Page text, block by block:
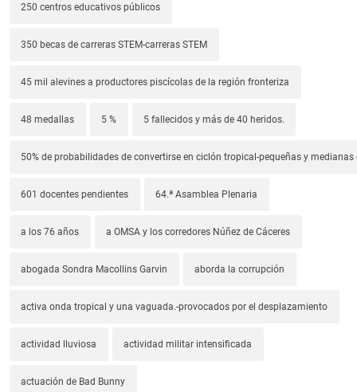
250 centros educativos públicos
350 becas de carreras STEM-carreras STEM
45 mil alevines a productores piscícolas de la región fronteriza
48 medallas 5 % 5 fallecidos y más de 40 heridos.
50% de probabilidades de convertirse en ciclón tropical-pequeñas y
601 docentes pendientes 64.ª Asamblea Plenaria
a los 76 años a OMSA y los corredores Núñez de Cáceres
abogada Sondra Macollins Garvin aborda la corrupción
activa onda tropical y una vaguada.-provocados por el desplazamiento
actividad lluviosa actividad militar intensificada
actuación de Bad Bunny